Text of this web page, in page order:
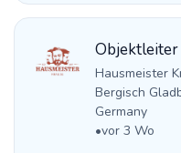
Objektleiter
Hausmeister
Bergisch
Germany
•vor 3 Wo